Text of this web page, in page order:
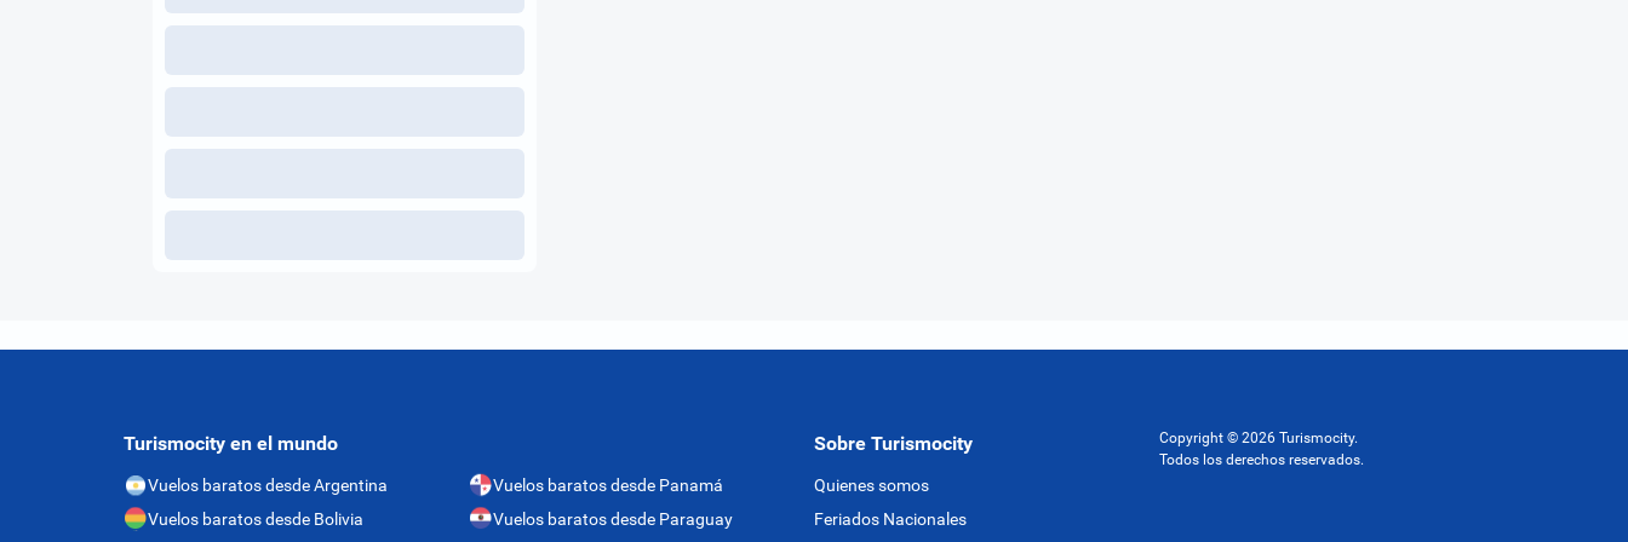
Turismocity en el mundo
Vuelos baratos desde Argentina
Vuelos baratos desde Bolivia
Vuelos baratos desde Panamá
Vuelos baratos desde Paraguay
Sobre Turismocity
Quienes somos
Feriados Nacionales
Copyright © 2026 Turismocity.
Todos los derechos reservados.